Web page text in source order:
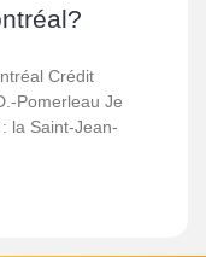
Crédit
Pomerleau Je
la Saint-Jean-